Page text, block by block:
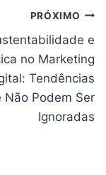
PRÓXIMO
e
no Marketing
Tendências
Não Podem Ser
Ignoradas